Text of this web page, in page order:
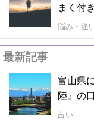
まく付
悩み・迷
最新記事
富山県
陸』の
占い